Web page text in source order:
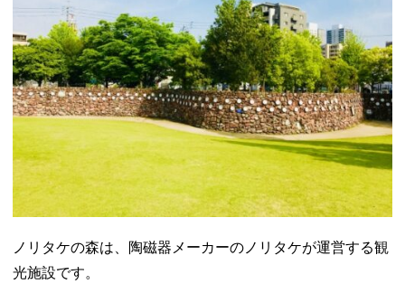
ノリタケの森は、陶磁器メーカーのノリタケが運営する観
光施設です。